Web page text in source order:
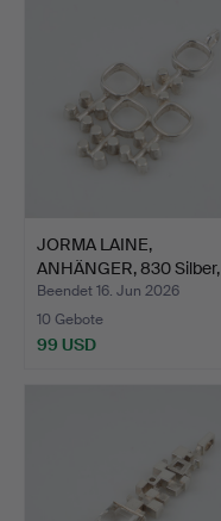
JORMA LAINE,
ANHÄNGER, 830 Silber,
Kultate…
Beendet 16. Jun 2026
10 Gebote
99 USD